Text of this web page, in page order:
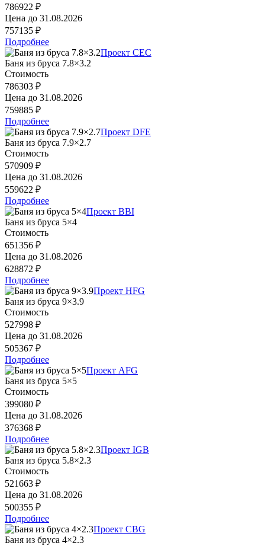
786922 ₽
Цена до 31.08.2026
757135 ₽
Подробнее
Проект CEC
Баня из бруса 7.8×3.2
Стоимость
786303 ₽
Цена до 31.08.2026
759885 ₽
Подробнее
Проект DFE
Баня из бруса 7.9×2.7
Стоимость
570909 ₽
Цена до 31.08.2026
559622 ₽
Подробнее
Проект BBI
Баня из бруса 5×4
Стоимость
651356 ₽
Цена до 31.08.2026
628872 ₽
Подробнее
Проект HFG
Баня из бруса 9×3.9
Стоимость
527998 ₽
Цена до 31.08.2026
505367 ₽
Подробнее
Проект AFG
Баня из бруса 5×5
Стоимость
399080 ₽
Цена до 31.08.2026
376368 ₽
Подробнее
Проект IGB
Баня из бруса 5.8×2.3
Стоимость
521663 ₽
Цена до 31.08.2026
500355 ₽
Подробнее
Проект CBG
Баня из бруса 4×2.3